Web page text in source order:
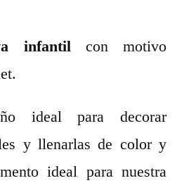
infantilcon motivo
ideal para decorar
y llenarlas de color y
ideal para nuestra